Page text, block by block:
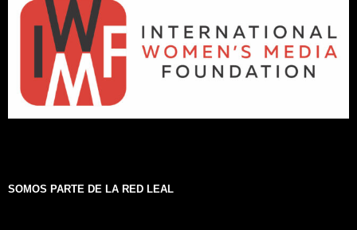
SOMOS PARTE DE LA RED LEAL